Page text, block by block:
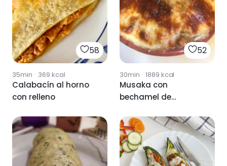
58
35min · 369 kcal
Calabacín al horno
con relleno
52
30min · 1889 kcal
Musaka con
bechamel de